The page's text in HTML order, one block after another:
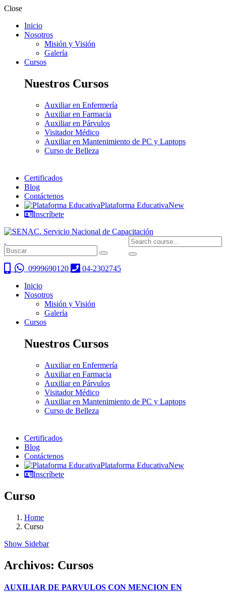
Close
Inicio
Nosotros
Misión y Visión
Galería
Cursos
Nuestros Cursos
Auxiliar en Enfermería
Auxiliar en Farmacia
Auxiliar en Párvulos
Visitador Médico
Auxiliar en Mantenimiento de PC y Laptops
Curso de Belleza
Certificados
Blog
Contáctenos
Plataforma EducativaNew
Inscríbete
0999690120
04-2302745
Inicio
Nosotros
Misión y Visión
Galería
Cursos
Nuestros Cursos
Auxiliar en Enfermería
Auxiliar en Farmacia
Auxiliar en Párvulos
Visitador Médico
Auxiliar en Mantenimiento de PC y Laptops
Curso de Belleza
Certificados
Blog
Contáctenos
Plataforma EducativaNew
Inscríbete
Curso
Home
Curso
Show Sidebar
Archivos: Cursos
AUXILIAR DE PARVULOS CON MENCION EN